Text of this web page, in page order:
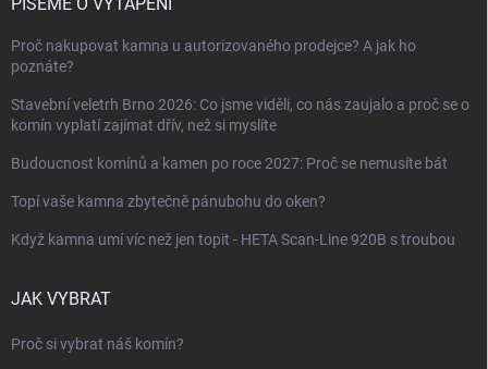
PÍŠEME O VYTÁPĚNÍ
Proč nakupovat kamna u autorizovaného prodejce? A jak ho
poznáte?
Stavební veletrh Brno 2026: Co jsme viděli, co nás zaujalo a proč se o
komín vyplatí zajímat dřív, než si myslíte
Budoucnost komínů a kamen po roce 2027: Proč se nemusíte bát
Topí vaše kamna zbytečně pánubohu do oken?
Když kamna umí víc než jen topit - HETA Scan-Line 920B s troubou
JAK VYBRAT
Proč si vybrat náš komín?